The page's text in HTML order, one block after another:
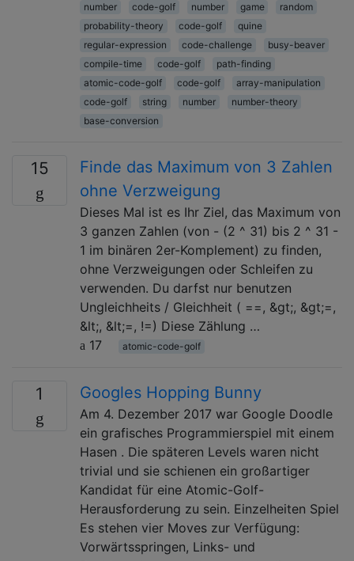
number
code-golf number game
random
probability-theory
code-golf
quine
regular-expression
code-challenge
busy-beaver
compile-time
code-golf
path-finding
atomic-code-golf
code-golf
array-manipulation
code-golf
string number
number-theory
base-conversion
15
Finde das Maximum von 3 Zahlen
ohne Verzweigung
Dieses Mal ist es Ihr Ziel, das Maximum von
3 ganzen Zahlen (von - (2 ^ 31) bis 2 ^ 31 -
1 im binären 2er-Komplement) zu finden,
ohne Verzweigungen oder Schleifen zu
verwenden. Du darfst nur benutzen
Ungleichheits / Gleichheit ( ==, &gt;, &gt;=,
&lt;, &lt;=, !=) Diese Zählung …
17
atomic-code-golf
1 Googles Hopping Bunny
Am 4. Dezember 2017 war Google Doodle
ein grafisches Programmierspiel mit einem
Hasen . Die späteren Levels waren nicht
trivial und sie schienen ein großartiger
Kandidat für eine Atomic-Golf-
Herausforderung zu sein. Einzelheiten Spiel
Es stehen vier Moves zur Verfügung:
Vorwärtsspringen, Links- und